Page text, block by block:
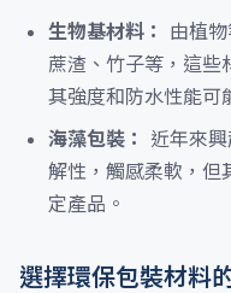
生物基材料：
由植
蔗渣、竹子等，這些
其強度和防水性能可
海藻包裝：
近年來
解性，觸感柔軟，但
定產品。
選擇環保包裝材料